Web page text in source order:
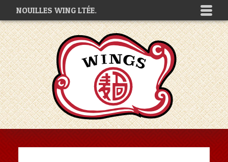
NOUILLES WING LTÉE.